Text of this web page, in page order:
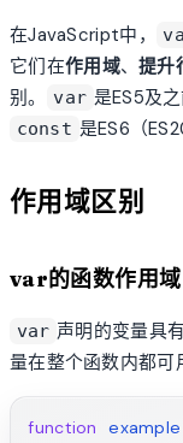
在JavaScript中，
它们在作用域、提升
别。
var 是ES5及
const 是ES6（
作用域区别
var的函数作用域
var 声明的变量具有
量在整个函数内都可
function example